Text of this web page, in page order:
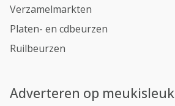
Verzamelmarkten
Platen- en cdbeurzen
Ruilbeurzen
Adverteren op meukisleuk